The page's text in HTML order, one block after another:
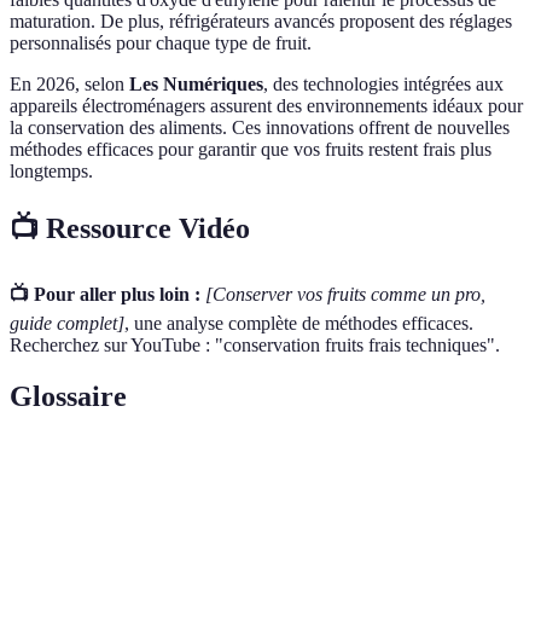
maturation. De plus, réfrigérateurs avancés proposent des réglages
personnalisés pour chaque type de fruit.
En 2026, selon Les Numériques, des technologies intégrées aux
appareils électroménagers assurent des environnements idéaux pour
la conservation des aliments. Ces innovations offrent de nouvelles
méthodes efficaces pour garantir que vos fruits restent frais plus
longtemps.
📺 Ressource Vidéo
📺 Pour aller plus loin : [Conserver vos fruits comme un pro,
guide complet], une analyse complète de méthodes efficaces.
Recherchez sur YouTube : "conservation fruits frais techniques".
Glossaire